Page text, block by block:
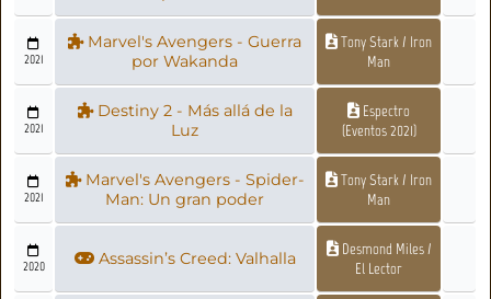
2021
Marvel's Avengers - Guerra
por Wakanda
Tony Stark / Iron
Man
2021
Destiny 2 - Más allá de la
Luz
Espectro
(Eventos 2021)
2021
Marvel's Avengers - Spider-
Man: Un gran poder
Tony Stark / Iron
Man
2020 Assassin’s Creed: Valhalla
Desmond Miles /
El Lector